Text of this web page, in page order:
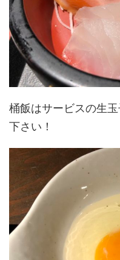
桶飯はサービスの生
下さい！